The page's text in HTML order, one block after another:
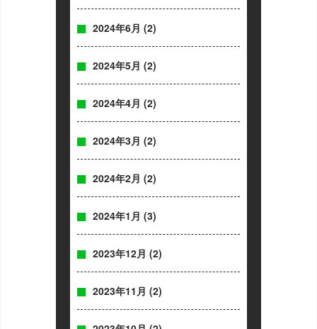
2024年6月 (2)
2024年5月 (2)
2024年4月 (2)
2024年3月 (2)
2024年2月 (2)
2024年1月 (3)
2023年12月 (2)
2023年11月 (2)